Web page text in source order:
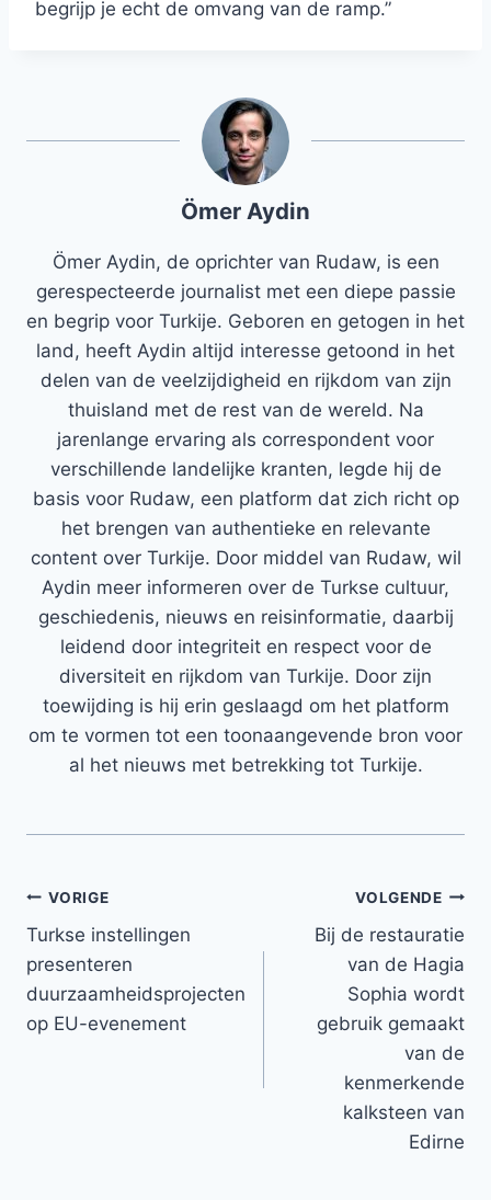
begrijp je echt de omvang van de ramp.”
Ömer Aydin
Ömer Aydin, de oprichter van Rudaw, is een
gerespecteerde journalist met een diepe passie
en begrip voor Turkije. Geboren en getogen in het
land, heeft Aydin altijd interesse getoond in het
delen van de veelzijdigheid en rijkdom van zijn
thuisland met de rest van de wereld. Na
jarenlange ervaring als correspondent voor
verschillende landelijke kranten, legde hij de
basis voor Rudaw, een platform dat zich richt op
het brengen van authentieke en relevante
content over Turkije. Door middel van Rudaw, wil
Aydin meer informeren over de Turkse cultuur,
geschiedenis, nieuws en reisinformatie, daarbij
leidend door integriteit en respect voor de
diversiteit en rijkdom van Turkije. Door zijn
toewijding is hij erin geslaagd om het platform
om te vormen tot een toonaangevende bron voor
al het nieuws met betrekking tot Turkije.
Bericht
navigatie
VORIGE
Turkse instellingen
presenteren
duurzaamheidsprojecten
op EU-evenement
VOLGENDE
Bij de restauratie
van de Hagia
Sophia wordt
gebruik gemaakt
van de
kenmerkende
kalksteen van
Edirne